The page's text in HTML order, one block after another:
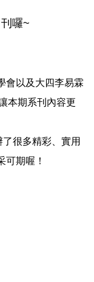
囉~
會以及大四李易霖
本期系刊內容更
很多精彩、實用
可期喔！